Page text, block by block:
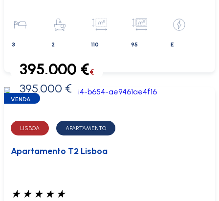
3 2 110 95 E
0 €
395.000 €€
395.000 €
VENDA
LISBOA APARTAMENTO
Apartamento T2 Lisboa
★ ★ ★ ★ ★